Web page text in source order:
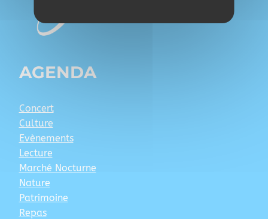
AGENDA
Concert
Culture
Evènements
Lecture
Marché Nocturne
Nature
Patrimoine
Repas